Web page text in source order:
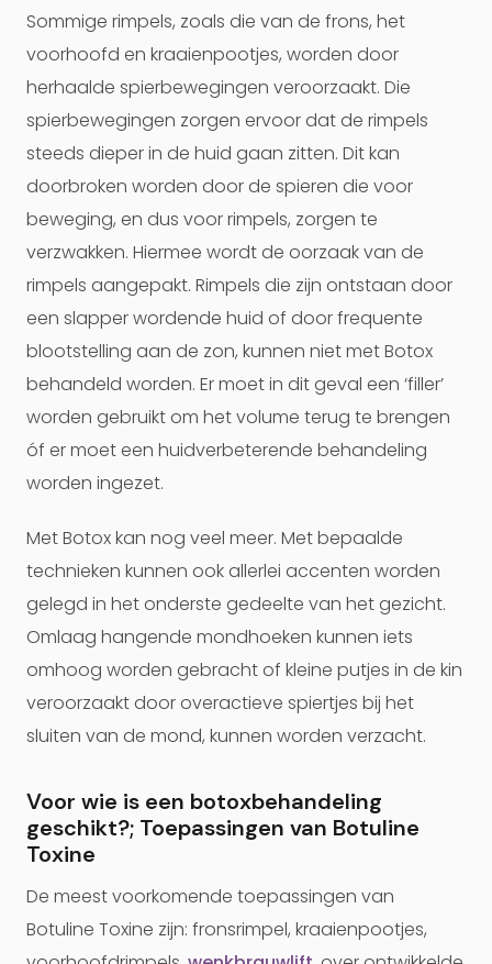
Sommige rimpels, zoals die van de frons, het
voorhoofd en kraaienpootjes, worden door
herhaalde spierbewegingen veroorzaakt. Die
spierbewegingen zorgen ervoor dat de rimpels
steeds dieper in de huid gaan zitten. Dit kan
doorbroken worden door de spieren die voor
beweging, en dus voor rimpels, zorgen te
verzwakken. Hiermee wordt de oorzaak van de
rimpels aangepakt. Rimpels die zijn ontstaan door
een slapper wordende huid of door frequente
blootstelling aan de zon, kunnen niet met Botox
behandeld worden. Er moet in dit geval een ‘filler’
worden gebruikt om het volume terug te brengen
óf er moet een huidverbeterende behandeling
worden ingezet.
Met Botox kan nog veel meer. Met bepaalde
technieken kunnen ook allerlei accenten worden
gelegd in het onderste gedeelte van het gezicht.
Omlaag hangende mondhoeken kunnen iets
omhoog worden gebracht of kleine putjes in de kin
veroorzaakt door overactieve spiertjes bij het
sluiten van de mond, kunnen worden verzacht.
Voor wie is een botoxbehandeling
geschikt?; Toepassingen van Botuline
Toxine
De meest voorkomende toepassingen van
Botuline Toxine zijn: fronsrimpel, kraaienpootjes,